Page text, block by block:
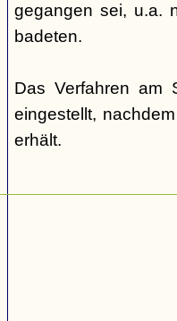
gegangen sei, u.a.
badeten.
Das Verfahren am
eingestellt,
erhält.